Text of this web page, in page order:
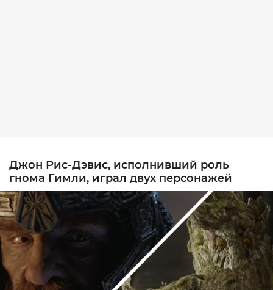
Джон Рис-Дэвис, исполнивший роль
гнома Гимли, играл двух персонажей